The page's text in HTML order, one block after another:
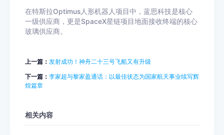
在特斯拉Optimus人形机器人项目中，蓝思科技是核心
一级供应商，更是SpaceX星链项目地面接收终端的核心
玻璃供应商。
上一篇： 发射成功！神舟二十三号飞船又有升级
下一篇： 李家超与黎家盈通话：以最佳状态为国家航天事业续写辉
煌篇章
相关内容